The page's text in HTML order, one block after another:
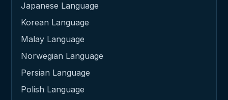
Japanese Language
Korean Language
Malay Language
Norwegian Language
Persian Language
Polish Language